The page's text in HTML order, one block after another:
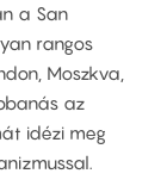
a San
rangos
Moszkva,
az
idézi meg